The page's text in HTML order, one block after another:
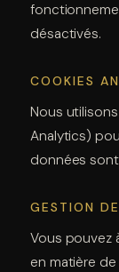
désactivés.
COOKIES
Nous
Analytics)
données
GESTION
Vous pouvez
en matière